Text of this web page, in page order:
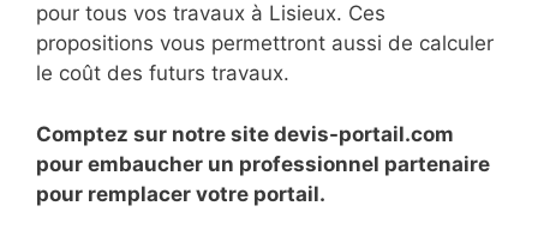
pour tous vos travaux à Lisieux. Ces
propositions vous permettront aussi de calculer
le coût des futurs travaux.
Comptez sur notre site devis-portail.com
pour embaucher un professionnel partenaire
pour remplacer votre portail.